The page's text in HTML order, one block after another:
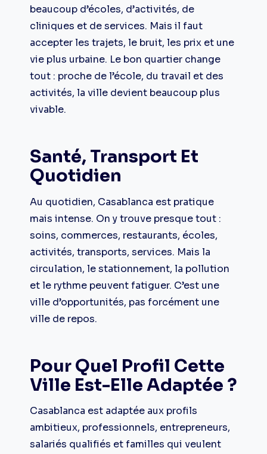
beaucoup d’écoles, d’activités, de
cliniques et de services. Mais il faut
accepter les trajets, le bruit, les prix et une
vie plus urbaine. Le bon quartier change
tout : proche de l’école, du travail et des
activités, la ville devient beaucoup plus
vivable.
Santé, Transport Et
Quotidien
Au quotidien, Casablanca est pratique
mais intense. On y trouve presque tout :
soins, commerces, restaurants, écoles,
activités, transports, services. Mais la
circulation, le stationnement, la pollution
et le rythme peuvent fatiguer. C’est une
ville d’opportunités, pas forcément une
ville de repos.
Pour Quel Profil Cette
Ville Est-Elle Adaptée ?
Casablanca est adaptée aux profils
ambitieux, professionnels, entrepreneurs,
salariés qualifiés et familles qui veulent